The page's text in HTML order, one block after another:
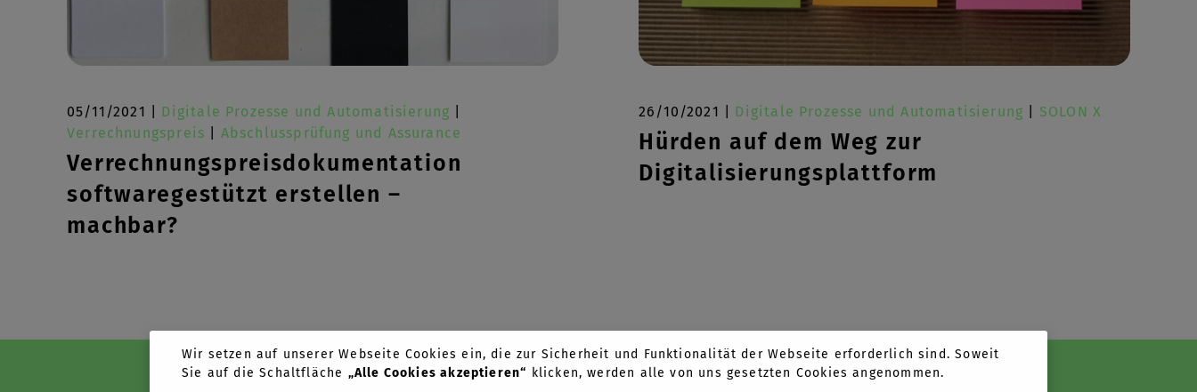
05/11/2021 | Digitale Prozesse und Automatisierung
Verrechnungspreis
Abschlussprüfung und Assurance
Verrechnungspreisdokumentation
softwaregestützt erstellen –
machbar?
26/10/2021 | Digitale Prozesse und Automatisierung SOLON X
Hürden auf dem Weg zur
Digitalisierungsplattform
Wir setzen auf unserer Webseite Cookies ein, die zur Sicherheit und Funktionalität der Webseite erforderlich sind. Soweit
Sie auf die Schaltfläche „Alle Cookies akzeptieren“ klicken, werden alle von uns gesetzten Cookies angenommen.